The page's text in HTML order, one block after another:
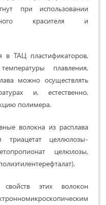
при использовании
красителя и
в ТАЦ пластификаторов,
плавления,
можно осуществлять
и, естественно,
полимера.
волокна из расплава
триацетат целлюлозы-
целюлозы,
этих волокон